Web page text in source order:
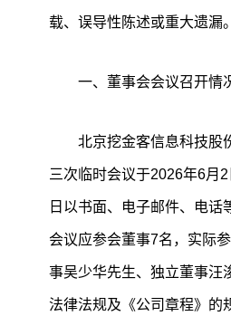
载、误导性陈述或重大遗漏。
一、董事会会议召开情
北京挖金客信息科技股
三次临时会议于2026年6月
日以书面、电子邮件、电话
会议应参会董事7名，实际
事吴少华先生、独立董事汪
法律法规及《公司章程》的